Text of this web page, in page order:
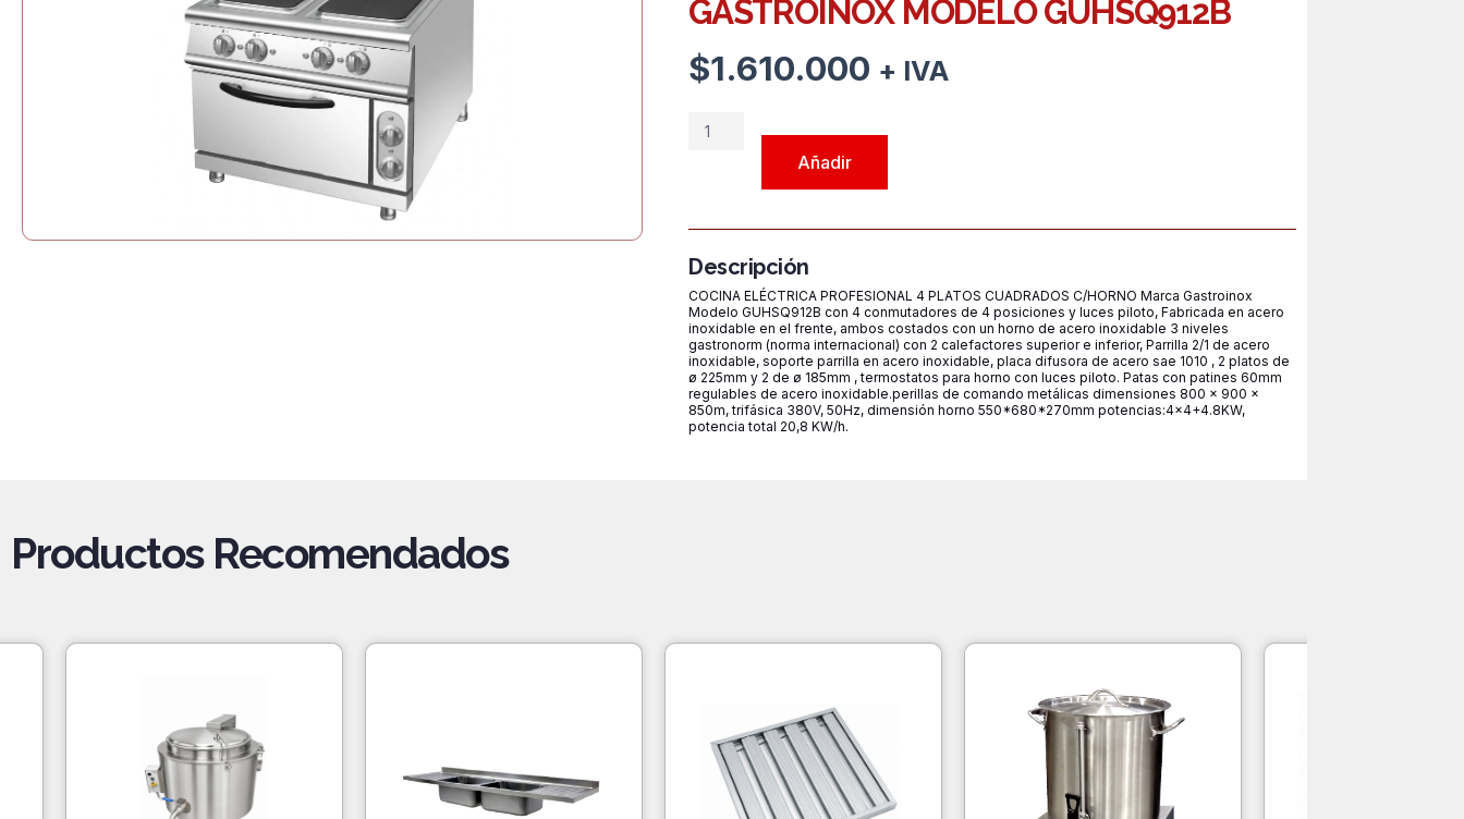
GASTROINOX MODELO GUHSQ912B
$1.610.000 + IVA
COCINA
CUADRADOS
C/HORNO
MARCA
GASTROINOX
MODELO
GUHSQ912B
cantidad
Añadir
Descripción
COCINA ELÉCTRICA PROFESIONAL 4 PLATOS CUADRADOS C/HORNO Marca Gastroinox
Modelo GUHSQ912B con 4 conmutadores de 4 posiciones y luces piloto, Fabricada en acero
inoxidable en el frente, ambos costados con un horno de acero inoxidable 3 niveles
gastronorm (norma internacional) con 2 calefactores superior e inferior, Parrilla 2/1 de acero
inoxidable, soporte parrilla en acero inoxidable, placa difusora de acero sae 1010 , 2 platos de
ø 225mm y 2 de ø 185mm , termostatos para horno con luces piloto. Patas con patines 60mm
regulables de acero inoxidable.perillas de comando metálicas dimensiones 800 x 900 x
850m, trifásica 380V, 50Hz, dimensión horno 550*680*270mm potencias:4x4+4.8KW,
potencia total 20,8 KW/h.
Productos Recomendados